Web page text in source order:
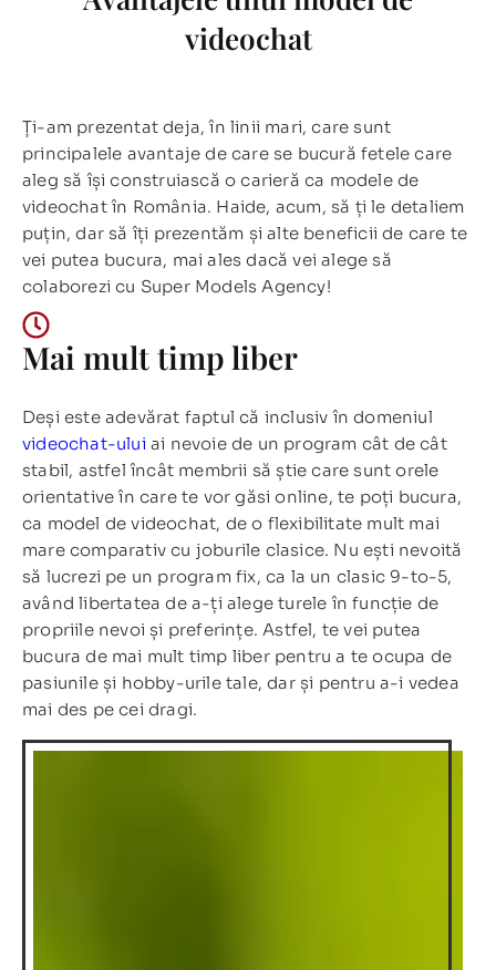
videochat
Ți-am prezentat deja, în linii mari, care sunt
principalele avantaje de care se bucură fetele care
aleg să își construiască o carieră ca modele de
videochat în România. Haide, acum, să ți le detaliem
puțin, dar să îți prezentăm și alte beneficii de care te
vei putea bucura, mai ales dacă vei alege să
colaborezi cu Super Models Agency!
Mai mult timp liber
Deși este adevărat faptul că inclusiv în domeniul
videochat-ului ai nevoie de un program cât de cât
stabil, astfel încât membrii să știe care sunt orele
orientative în care te vor găsi online, te poți bucura,
ca model de videochat, de o flexibilitate mult mai
mare comparativ cu joburile clasice. Nu ești nevoită
să lucrezi pe un program fix, ca la un clasic 9-to-5,
având libertatea de a-ți alege turele în funcție de
propriile nevoi și preferințe. Astfel, te vei putea
bucura de mai mult timp liber pentru a te ocupa de
pasiunile și hobby-urile tale, dar și pentru a-i vedea
mai des pe cei dragi.